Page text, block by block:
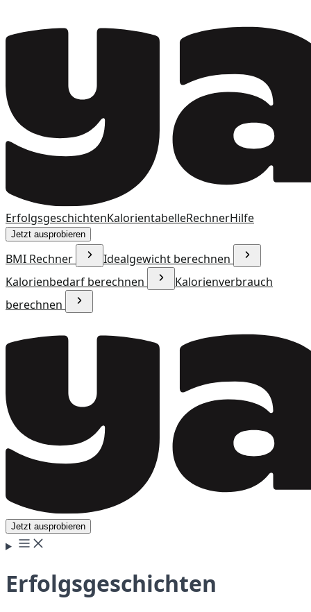
ErfolgsgeschichtenKalorientabelleRechnerHilfe
Jetzt ausprobieren
BMI Rechner
Idealgewicht berechnen
Kalorienbedarf berechnen
Kalorienverbrauch
berechnen
Jetzt ausprobieren
Erfolgsgeschichten